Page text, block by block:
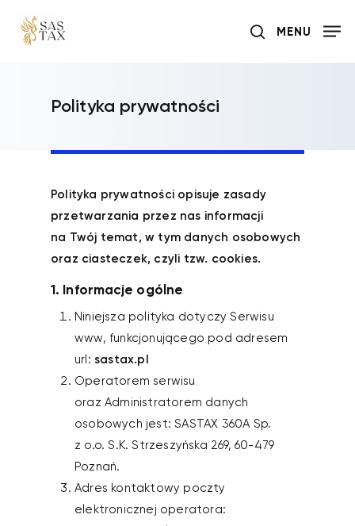
search
MENU
Polityka prywatności
Polityka prywatności opisuje zasady
przetwarzania przez nas informacji
na Twój temat, w tym danych osobowych
oraz ciasteczek, czyli tzw. cookies.
1. Informacje ogólne
Niniejsza polityka dotyczy Serwisu
www, funkcjonującego pod adresem
url: sastax.pl
Operatorem serwisu
oraz Administratorem danych
osobowych jest: SASTAX 360A Sp.
z o.o. S.K. Strzeszyńska 269, 60-479
Poznań.
Adres kontaktowy poczty
elektronicznej operatora: